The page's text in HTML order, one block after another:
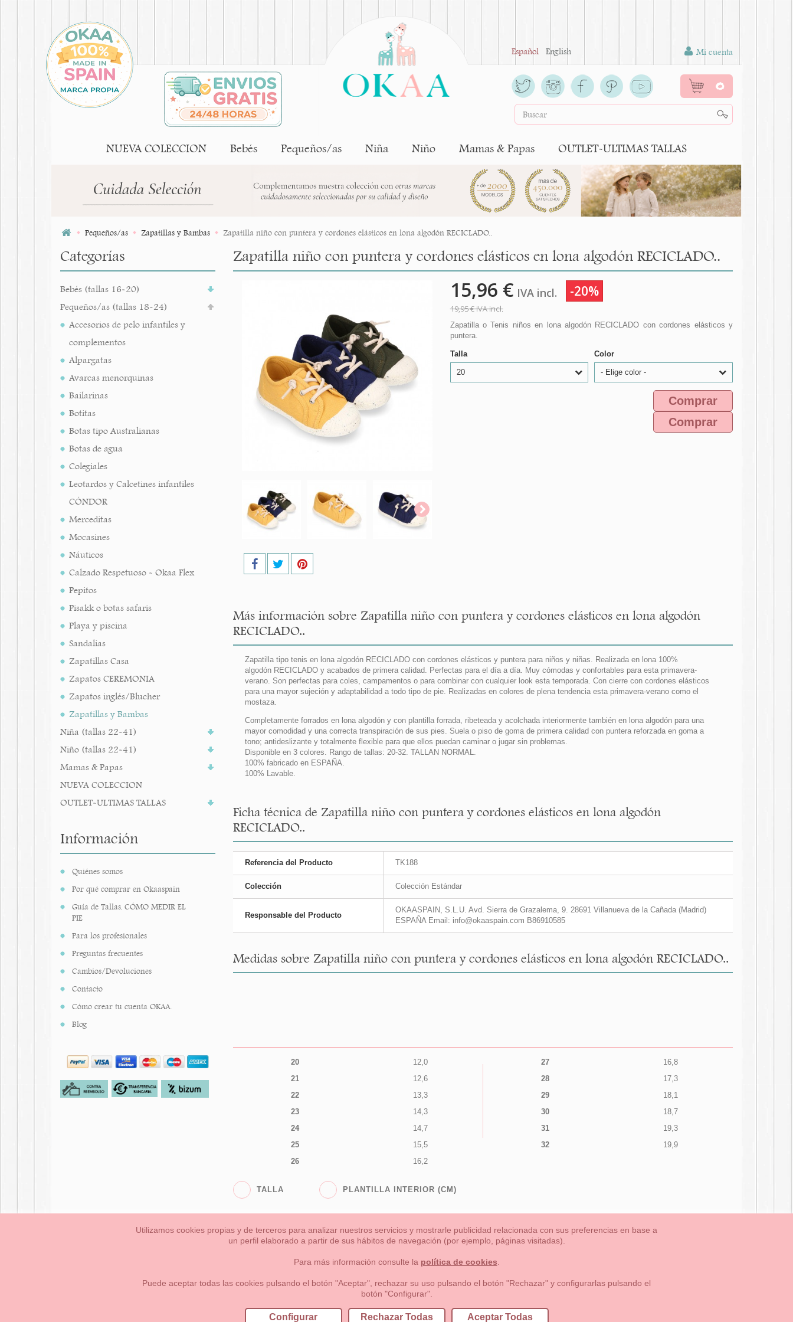
Español English Mi cuenta
0
NUEVA COLECCION Bebés Pequeños/as Niña Niño Mamas & Papas OUTLET-ULTIMAS TALLAS
Pequeños/as Zapatillas y Bambas Zapatilla niño con puntera y cordones elásticos en lona algodón RECICLADO..
Categorías
Bebés (tallas 16-20)
Pequeños/as (tallas 18-24)
Accesorios de pelo infantiles y
complementos
Alpargatas
Avarcas menorquinas
Bailarinas
Botitas
Botas tipo Australianas
Botas de agua
Colegiales
Leotardos y Calcetines infantiles
CÓNDOR
Merceditas
Mocasines
Náuticos
Calzado Respetuoso - Okaa Flex
Pepitos
Pisakk o botas safaris
Playa y piscina
Sandalias
Zapatillas Casa
Zapatos CEREMONIA
Zapatos inglés/Blucher
Zapatillas y Bambas
Niña (tallas 22-41)
Niño (tallas 22-41)
Mamas & Papas
NUEVA COLECCION
OUTLET-ULTIMAS TALLAS
Información
Quiénes somos
Por qué comprar en Okaaspain
Guía de Tallas. CÓMO MEDIR EL
PIE
Para los profesionales
Preguntas frecuentes
Cambios/Devoluciones
Contacto
Cómo crear tu cuenta OKAA.
Blog
Zapatilla niño con puntera y cordones elásticos en lona algodón RECICLADO..
15,96 € IVA incl. -20%
19,95 €IVA incl.
Zapatilla o Tenis niños en lona algodón RECICLADO con cordones elásticos y
puntera.
Talla
20
Color
- Elige color -
Comprar
Comprar
Más información sobre Zapatilla niño con puntera y cordones elásticos en lona algodón
RECICLADO..
Zapatilla tipo tenis en lona algodón RECICLADO con cordones elásticos y puntera para niños y niñas. Realizada en lona 100%
algodón RECICLADO y acabados de primera calidad. Perfectas para el día a día. Muy cómodas y confortables para esta primavera-
verano. Son perfectas para coles, campamentos o para combinar con cualquier look esta temporada. Con cierre con cordones elásticos
para una mayor sujeción y adaptabilidad a todo tipo de pie. Realizadas en colores de plena tendencia esta primavera-verano como el
mostaza.
Completamente forrados en lona algodón y con plantilla forrada, ribeteada y acolchada interiormente también en lona algodón para una
mayor comodidad y una correcta transpiración de sus pies. Suela o piso de goma de primera calidad con puntera reforzada en goma a
tono; antideslizante y totalmente flexible para que ellos puedan caminar o jugar sin problemas.
Disponible en 3 colores. Rango de tallas: 20-32. TALLAN NORMAL.
100% fabricado en ESPAÑA.
100% Lavable.
Ficha técnica de Zapatilla niño con puntera y cordones elásticos en lona algodón
RECICLADO..
Referencia del Producto TK188
Colección Colección Estándar
Responsable del Producto
OKAASPAIN, S.L.U. Avd. Sierra de Grazalema, 9. 28691 Villanueva de la Cañada (Madrid)
ESPAÑA Email: info@okaaspain.com B86910585
Medidas sobre Zapatilla niño con puntera y cordones elásticos en lona algodón RECICLADO..
20
12,0
21
12,6
22
13,3
23
14,3
24
14,7
25
15,5
26
16,2
27
16,8
28
17,3
29
18,1
30
18,7
31
19,3
32
19,9
TALLA PLANTILLA INTERIOR (CM)
Pequeños/as Niña Niño Mamas & Papas NUEVA COLECCION OUTLET-ULTIMAS TALLAS
Condiciones generales de compra, formas de pago , política de devoluciones y reembolsos Privacidad
Av. Sierra de Grazalema, nº9 28691 Villanueva de la Cañada Madrid (España)
Utilizamos cookies propias y de terceros para analizar nuestros servicios y mostrarle publicidad relacionada con sus preferencias en base a
un perfil elaborado a partir de sus hábitos de navegación (por ejemplo, páginas visitadas).
Para más información consulte la política de cookies
Puede aceptar todas las cookies pulsando el botón "Aceptar", rechazar su uso pulsando el botón "Rechazar" y configurarlas pulsando el
botón "Configurar".
Configurar Rechazar Todas Aceptar Todas